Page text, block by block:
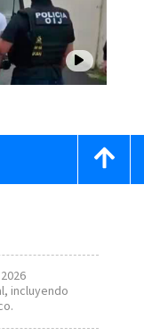
incluyendo